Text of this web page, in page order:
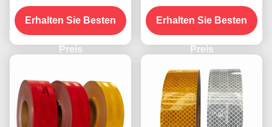
Reflektierendes
Klebeband für Anhänger
Erhalten Sie Besten
Preis
Druckfähige hohe
Intensität
Erhalten Sie Besten
Preis